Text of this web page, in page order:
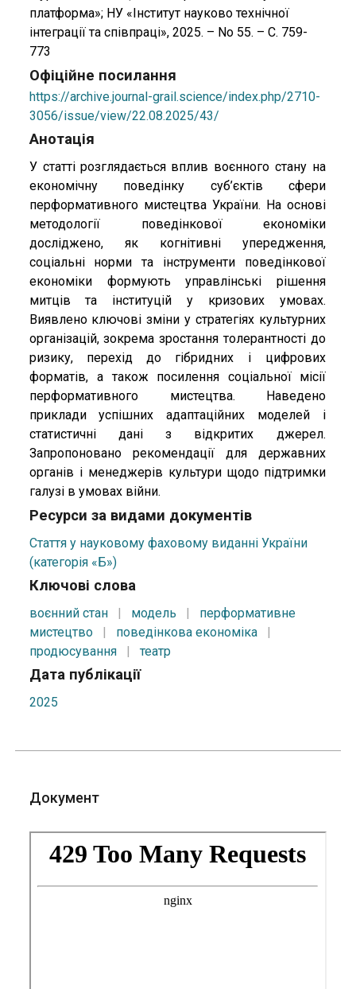
платформа»; НУ «Інститут науково технічної
інтеграції та співпраці», 2025. – No 55. – C. 759-
773
Офіційне посилання
https://archive.journal-grail.science/index.php/2710-
3056/issue/view/22.08.2025/43/
Анотація
У статті розглядається вплив воєнного стану на
економічну поведінку суб’єктів сфери
перформативного мистецтва України. На основі
методології поведінкової економіки
досліджено, як когнітивні упередження,
соціальні норми та інструменти поведінкової
економіки формують управлінські рішення
митців та інституцій у кризових умовах.
Виявлено ключові зміни у стратегіях культурних
організацій, зокрема зростання толерантності до
ризику, перехід до гібридних і цифрових
форматів, а також посилення соціальної місії
перформативного мистецтва. Наведено
приклади успішних адаптаційних моделей і
статистичні дані з відкритих джерел.
Запропоновано рекомендації для державних
органів і менеджерів культури щодо підтримки
галузі в умовах війни.
Ресурси за видами документів
Стаття у науковому фаховому виданні України
(категорія «Б»)
Ключові слова
воєнний стан | модель |
перформативне
мистецтво
| поведінкова економіка
|
продюсування
| театр
Дата публікації
2025
Документ